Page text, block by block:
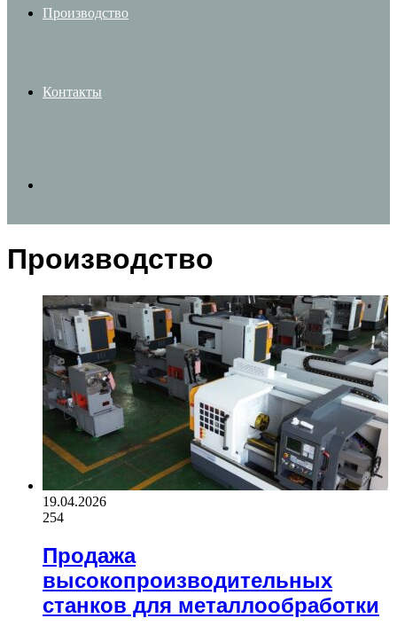
Производство
Контакты
for
Производство
19.04.2026
254
Продажа
высокопроизводительных
станков для металлообработки